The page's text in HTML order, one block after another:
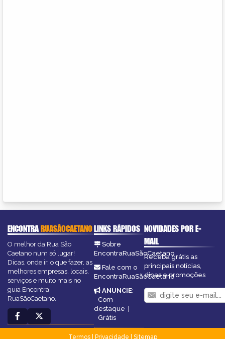
ENCONTRARUASÃOCAETANO
O melhor da Rua São
Caetano num só lugar!
Dicas, onde ir, o que fazer, as
melhores empresas, locais,
serviços e muito mais no
guia Encontra
RuaSãoCaetano.
LINKS RÁPIDOS
Sobre
EncontraRuaSãoCaetano
Fale com o
EncontraRuaSãoCaetano
ANUNCIE:
Com
destaque
Grátis
NOVIDADES POR E-
MAIL
Receba grátis as
principais notícias,
dicas e promoções
Termos| Privacidade
Sitemap